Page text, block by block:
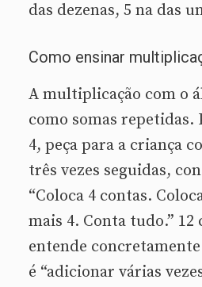
das dezenas, 5 na das
Como ensinar
A multiplicação com o
como somas repetidas.
4, peça para a criança
três vezes seguidas,
“Coloca 4 contas.
mais 4. Conta tudo.” 12
entende
é “adicionar várias